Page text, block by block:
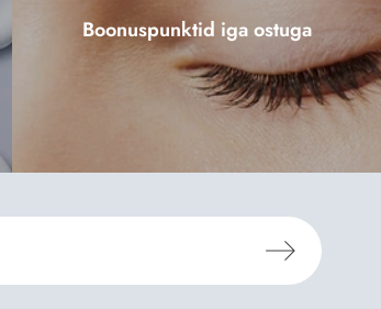
Boonuspunktid iga ostuga